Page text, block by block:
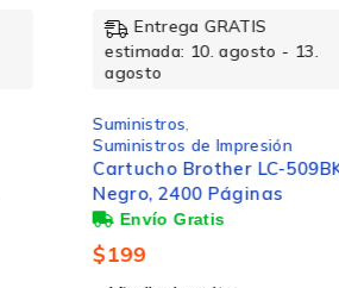
Entrega GRATIS
estimada: 10. agosto - 13.
agosto
Suministros,
Suministros de Impresión
Cartucho Brother LC-509BK
Negro, 2400 Páginas
$199